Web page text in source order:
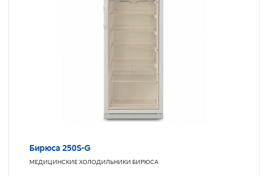
Бирюса 250S-G
МЕДИЦИНСКИЕ ХОЛОДИЛЬНИКИ БИРЮСА